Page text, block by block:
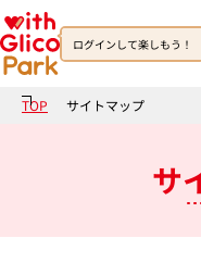
ログインして楽しもう！
TOP サイトマップ
サ